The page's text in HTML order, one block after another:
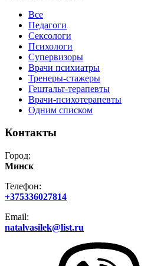
Все
Педагоги
Сексологи
Психологи
Супервизоры
Врачи психиатры
Тренеры-стажеры
Гештальт-терапевты
Врачи-психотерапевты
Одним списком
Контакты
Город:
Минск
Телефон:
+375336027814
Email:
natalvasilek@list.ru